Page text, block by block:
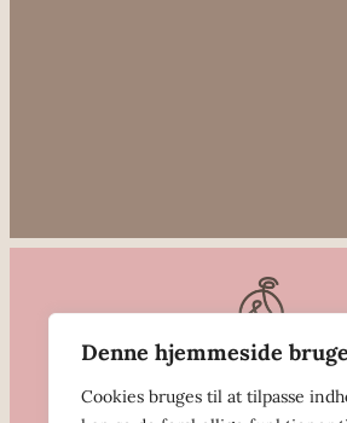
Denne hjemmeside
Cookies bruges til at tilpasse